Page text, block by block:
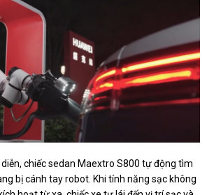
chiếc sedan Maextro S800 tự động tìm
bị cánh tay robot. Khi tính năng sạc không